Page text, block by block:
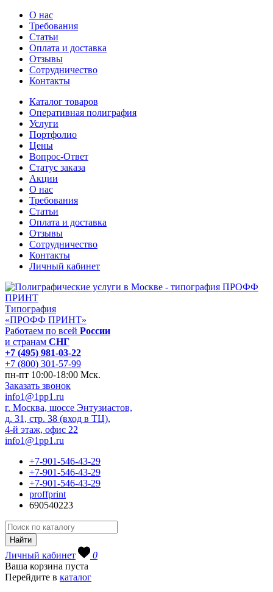
О нас
Требования
Статьи
Оплата и доставка
Отзывы
Сотрудничество
Контакты
Каталог товаров
Оперативная полиграфия
Услуги
Портфолио
Цены
Вопрос-Ответ
Статус заказа
Акции
О нас
Требования
Статьи
Оплата и доставка
Отзывы
Сотрудничество
Контакты
Личный кабинет
Типография
«ПРОФФ ПРИНТ»
Работаем по всей России
и странам СНГ
+7 (495) 981-03-22
+7 (800) 301-57-99
пн-пт 10:00-18:00 Мск.
Заказать звонок
info1@1pp1.ru
г. Москва, шоссе Энтузиастов,
д. 31, стр. 38 (вход в ТЦ),
4-й этаж, офис 22
info1@1pp1.ru
+7-901-546-43-29
+7-901-546-43-29
+7-901-546-43-29
proffprint
690540223
Личный кабинет
0
Ваша корзина пуста
Перейдите в каталог